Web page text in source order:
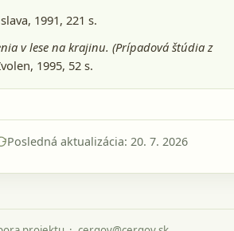
1991, 221 s.
v lese na krajinu. (Prípadová štúdia z
1995, 52 s.
Posledná aktualizácia: 20. 7. 2026